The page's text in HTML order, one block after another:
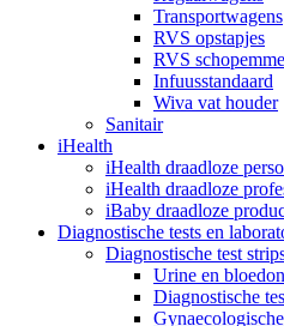
Transportwagens
RVS opstapjes
RVS
Infuusstandaard
Wiva vat houder
Sanitair
iHealth
iHealth draadloze
iHealth draadloze
iBaby draadloze
Diagnostische tests en
Diagnostische test
Urine en
Diagnostische